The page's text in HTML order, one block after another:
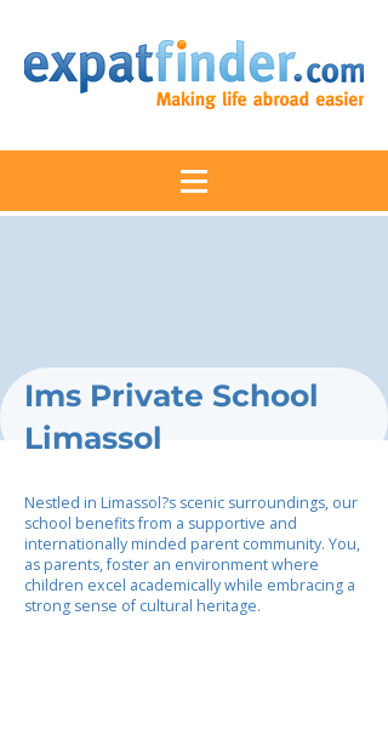
Ims Private School
Limassol
Nestled in Limassol?s scenic surroundings, our
school benefits from a supportive and
internationally minded parent community. You,
as parents, foster an environment where
children excel academically while embracing a
strong sense of cultural heritage.